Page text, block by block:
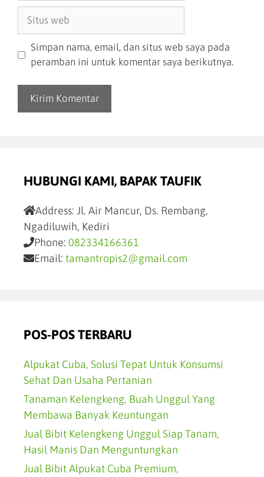
Simpan nama, email, dan situs web saya pada
peramban ini untuk komentar saya berikutnya.
HUBUNGI KAMI, BAPAK TAUFIK
Address: Jl. Air Mancur, Ds. Rembang,
Ngadiluwih, Kediri
Phone: 082334166361
Email: tamantropis2@gmail.com
POS-POS TERBARU
Alpukat Cuba, Solusi Tepat Untuk Konsumsi
Sehat Dan Usaha Pertanian
Tanaman Kelengkeng, Buah Unggul Yang
Membawa Banyak Keuntungan
Jual Bibit Kelengkeng Unggul Siap Tanam,
Hasil Manis Dan Menguntungkan
Jual Bibit Alpukat Cuba Premium,